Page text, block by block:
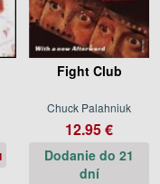
Fight Club
Chuck Palahniuk
12.95 €
Dodanie do 21
dní